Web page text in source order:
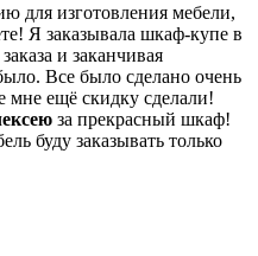
для изготовления мебели,
Я заказывала шкаф-купе в
и заканчивая
Все было сделано очень
мне ещё скидку сделали!
за прекрасный шкаф!
буду заказывать только